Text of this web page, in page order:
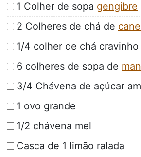
1 Colher de sopa gengibre
2 Colheres de chá de
1/4 colher de chá cravinho
6 colheres de sopa de
3/4 Chávena de açúcar
1 ovo grande
1/2 chávena mel
Casca de 1 limão ralada